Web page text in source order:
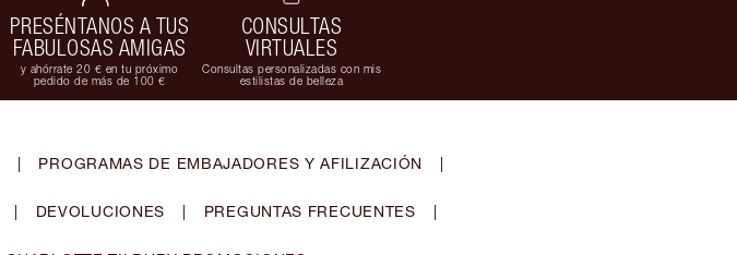
PRESÉNTANOS A TUS
FABULOSAS AMIGAS
y ahórrate 20 € en tu próximo
pedido de más de 100 €
CONSULTAS
VIRTUALES
Consultas personalizadas con mis
estilistas de belleza
| PROGRAMAS DE EMBAJADORES Y AFILIZACIÓN |
| DEVOLUCIONES | PREGUNTAS FRECUENTES |